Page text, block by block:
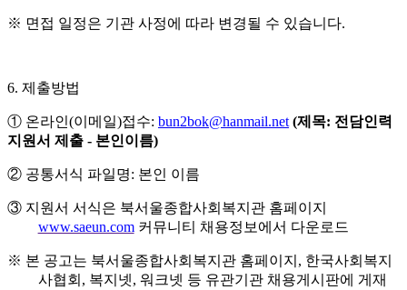
※ 면접 일정은 기관 사정에 따라 변경될 수 있습니다.
6. 제출방법
① 온라인(이메일)접수: bun2bok@hanmail.net (제목: 전담인력
지원서 제출 - 본인이름)
② 공통서식 파일명: 본인 이름
③ 지원서 서식은 북서울종합사회복지관 홈페이지
www.saeun.com 커뮤니티 채용정보에서 다운로드
※ 본 공고는 북서울종합사회복지관 홈페이지 , 한국사회복지
사협회 , 복지넷, 워크넷 등 유관기관 채용게시판에 게재